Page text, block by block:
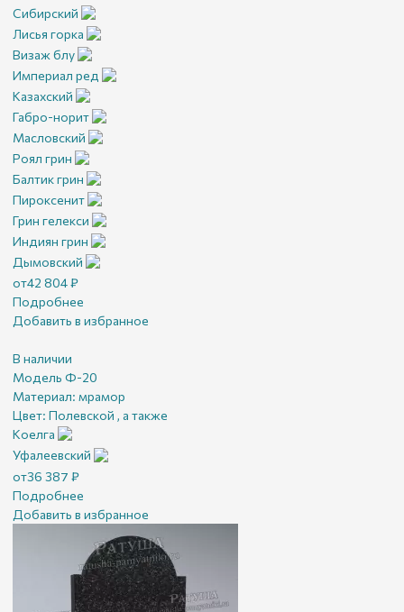
Сибирский
Лисья горка
Визаж блу
Империал ред
Казахский
Габро-норит
Масловский
Роял грин
Балтик грин
Пироксенит
Грин гелекси
Индиян грин
Дымовский
от42 804₽
Подробнее
Добавить в избранное
В наличии
Модель Ф-20
Материал: мрамор
Цвет: Полевской , а также
Коелга
Уфалеевский
от36 387 ₽
Подробнее
Добавить в избранное